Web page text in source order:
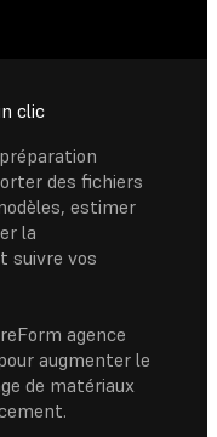
clic
des fichiers
estimer
la
suivre vos
agence
augmenter le
de matériaux